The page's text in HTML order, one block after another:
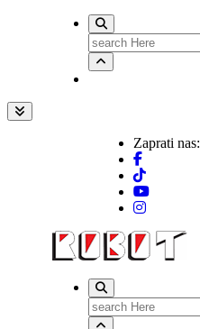
Search
for:
Zaprati nas:
Search
for: